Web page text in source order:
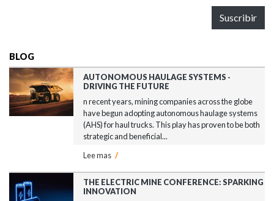
Suscribir
BLOG
AUTONOMOUS HAULAGE SYSTEMS -
DRIVING THE FUTURE
n recent years, mining companies across the globe
have begun adopting autonomous haulage systems
(AHS) for haul trucks. This play has proven to be both
strategic and beneficial...
Lee mas /
THE ELECTRIC MINE CONFERENCE: SPARKING
INNOVATION